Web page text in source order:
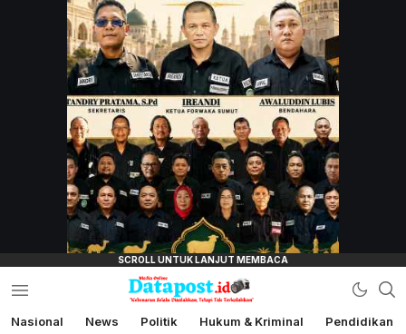
lensamata.id
Datapost.id
Kebenaran Selalu Disalahkan, Tetapi Tak
Nasional News Politik Hukum & Kriminal Pendidikan